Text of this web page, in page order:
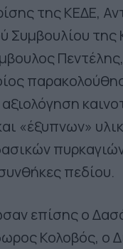
της ΚΕΔΕ,
Συμβουλίου της
«έξυπνων»
πεδίου.
επίσης ο
Κολοβός, ο